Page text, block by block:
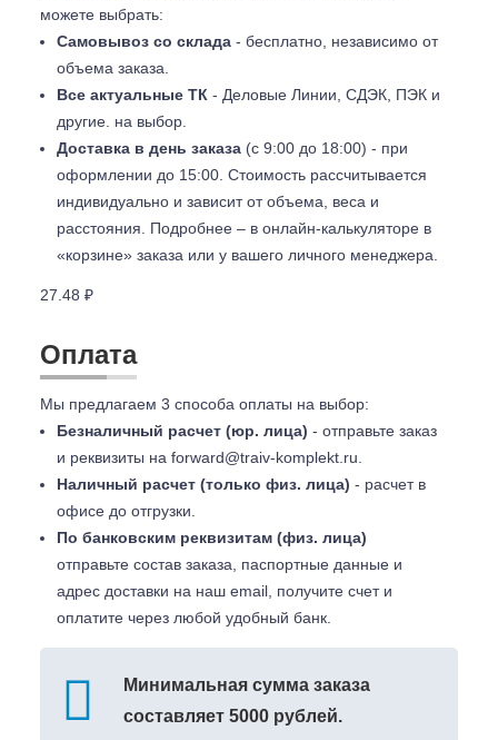
можете выбрать:
Самовывоз со склада - бесплатно, независимо от
объема заказа.
Все актуальные ТК - Деловые Линии, СДЭК, ПЭК и
другие. на выбор.
Доставка в день заказа (с 9:00 до 18:00) - при
оформлении до 15:00. Стоимость рассчитывается
индивидуально и зависит от объема, веса и
расстояния. Подробнее – в онлайн-калькуляторе в
«корзине» заказа или у вашего личного менеджера.
27.48 ₽
Оплата
Мы предлагаем 3 способа оплаты на выбор:
Безналичный расчет (юр. лица) - отправьте заказ
и реквизиты на forward@traiv-komplekt.ru
Наличный расчет (только физ. лица) - расчет в
офисе до отгрузки.
По банковским реквизитам (физ. лица)
отправьте состав заказа, паспортные данные и
адрес доставки на наш email, получите счет и
оплатите через любой удобный банк.
Минимальная сумма заказа
составляет 5000 рублей.